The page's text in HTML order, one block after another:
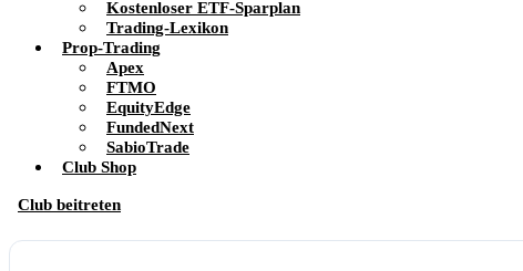
Kostenloser ETF-Sparplan
Trading-Lexikon
Prop-Trading
Apex
FTMO
EquityEdge
FundedNext
SabioTrade
Club Shop
Club beitreten